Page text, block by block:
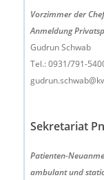
Vorzimmer der
Anmeldung
Gudrun Schwab
Tel.: 0931/791-
Sekretariat
Patienten-
ambulant und